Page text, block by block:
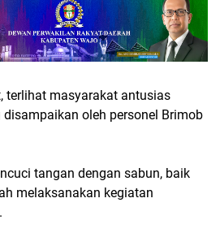
terlihat masyarakat antusias
oleh personel Brimob
tangan dengan sabun, baik
melaksanakan kegiatan